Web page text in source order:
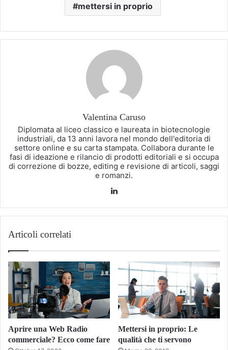
mettersi in proprio
Valentina Caruso
Diplomata al liceo classico e laureata in biotecnologie
industriali, da 13 anni lavora nel mondo dell'editoria di
settore online e su carta stampata. Collabora durante le
fasi di ideazione e rilancio di prodotti editoriali e si occupa
di correzione di bozze, editing e revisione di articoli, saggi
e romanzi.
Articoli correlati
Aprire una Web Radio
commerciale? Ecco come fare
Mettersi in proprio: Le
qualità che ti servono